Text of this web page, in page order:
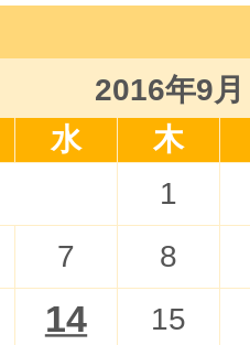
2016年9月
水
木
1
7
8
14
15